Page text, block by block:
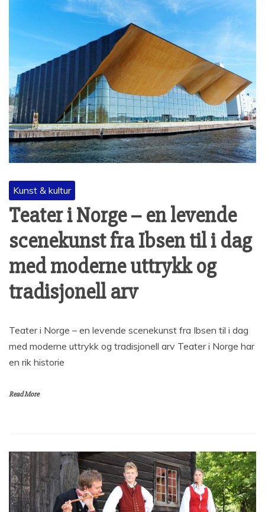
Kunst & kultur
Teater i Norge – en levende
scenekunst fra Ibsen til i dag
med moderne uttrykk og
tradisjonell arv
Teater i Norge – en levende scenekunst fra Ibsen til i dag
med moderne uttrykk og tradisjonell arv Teater i Norge har
en rik historie
Read More